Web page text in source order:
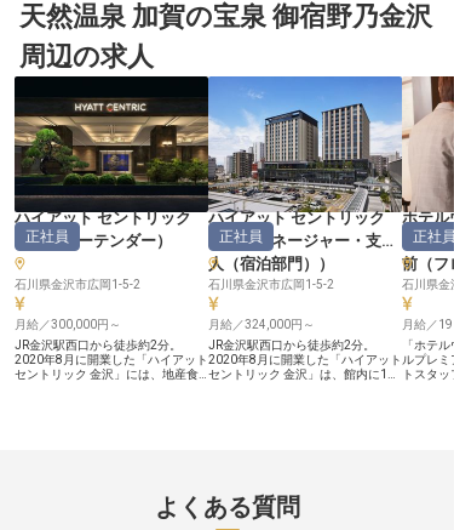
当施設では、お客様にとって旅の大
きな楽しみであるお食事の時間を、
しています。美しい景色を眺めなが
ら、旬の食材を活かしたお料理を提
供し、お客様の笑顔を間近で感じら
れるのがこの仕事の醍醐味です。お
食事会場でのお客様への配膳や料理
説明、細やかな気配りを通じて、心
温まるおもてなしを届けませんか。
お客様の「ありがとう」が、あなた
のやりがいへと繋がります。 ーー
【あなたのペースで輝ける働きやす
い環境】 当施設では、お客様へ最
高のおもてなしを提供するため、ス
タッフ一人ひとりが安心して働ける
環境を大切にしています。勤務はシ
フト制で、短時間勤務のご希望も柔
軟に対応いたしますので、あなたの
ライフスタイルに合わせた働き方が
可能です。経験の有無に関わらず、
先輩スタッフが丁寧にサポートしま
すので、未経験の方でも安心してス
タートできます。チームワークを大
切に、お客様の笑顔のために一緒に
働きましょう。 ※2025年12月08日
る方を歓迎します。あなたの経験を
活かし、特別な瞬間を演出してみま
に付け
像の先を
です
天然温泉 加賀の宝泉 御宿野乃金沢
周辺の求人
ハイアット セントリック
金沢（バーテンダー）
正社員
石川県金沢市広岡1-5-2
月給／300,000円～
JR金沢駅西口から徒歩約2分。
2020年8月に開業した「ハイアット
セントリック 金沢」には、地産食
を、マネジメントの視点で支える】
カウンターでの接客・提供にとどま
ハイアット セントリック
金沢（マネージャー・支配
人（宿泊部門）
）
正社員
石川県金沢市広岡1-5-2
月給／324,000円～
JR金沢駅西口から徒歩約2分。
2020年8月に開業した「ハイアット
セントリック 金沢」は、館内に100
ントスタッフの勤務管理や指導、お
客様からのご要望・お問い合わせへ
ホテル
ショ
前 （フ
正社員
石川県金
月給／
「ホテ
ルプレミ
トスタ
よくある質問